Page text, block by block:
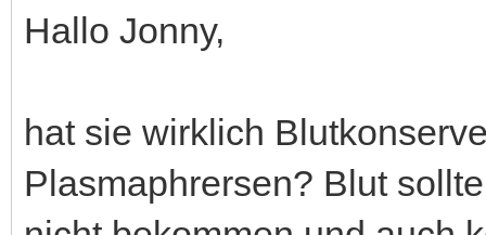
Hallo Jonny,
hat sie wirklich
Plasmaphrersen? Blut